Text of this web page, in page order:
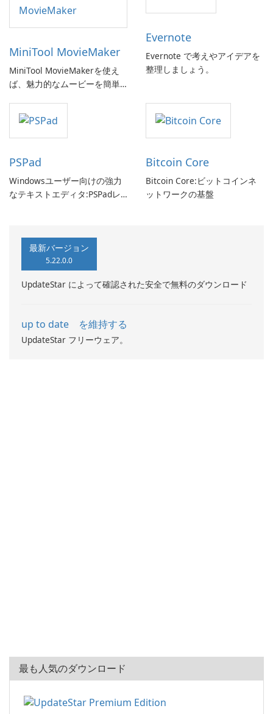
MiniTool MovieMaker
MiniTool MovieMakerを使え
ば、魅力的なムービーを簡単
Evernote
Evernote で考えやアイデアを
整理しましょう。
PSPad
Windowsユーザー向けの強力
なテキストエディタ:PSPadレ
Bitcoin Core
Bitcoin Core:ビットコインネ
ットワークの基盤
最新バージョン
5.22.0.0
UpdateStar によって確認された安全で無料のダウンロード
up to date を維持する
UpdateStar フリーウェア。
最も人気のダウンロード